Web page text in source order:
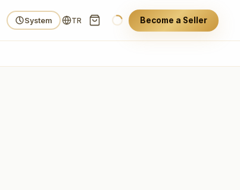
System TR Become a Seller